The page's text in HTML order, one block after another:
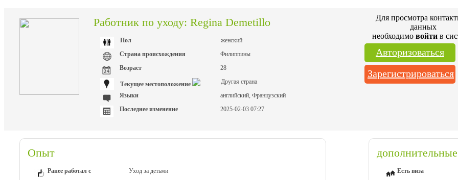
Работник по уходу: Regina Demetillo
Пол
женский
Страна происхождения
Филиппины
Возраст
28
Текущее местоположение
Другая страна
Языки
английский, Французский
Последнее изменение
2025-02-03 07:27
Для просмотра
данных
необходимо войтив
Авторизоваться
Зарегистрироваться
Опыт
Ранее работал с
Уход за детьми
Есть виза